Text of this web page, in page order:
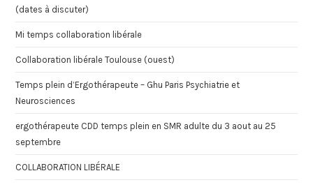
(dates à discuter)
Mi temps collaboration libérale
Collaboration libérale Toulouse (ouest)
Temps plein d’Ergothérapeute – Ghu Paris Psychiatrie et
Neurosciences
ergothérapeute CDD temps plein en SMR adulte du 3 aout au 25
septembre
COLLABORATION LIBÉRALE